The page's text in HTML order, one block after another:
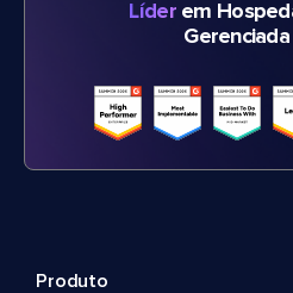
Líderem
Produto